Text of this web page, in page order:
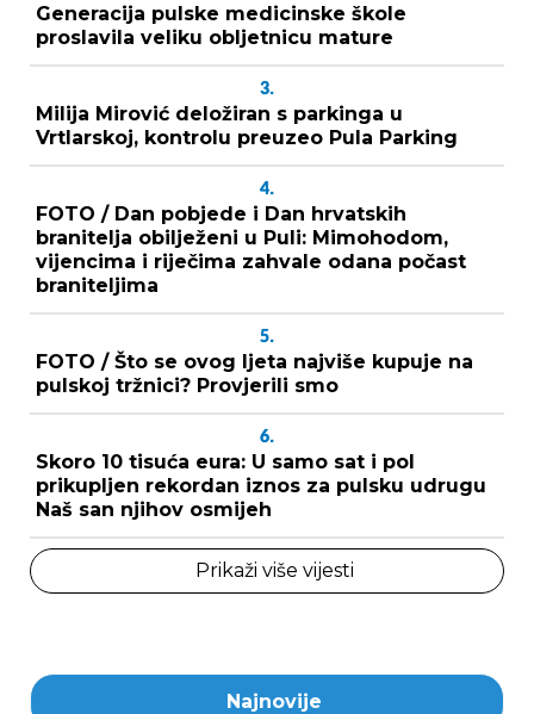
Generacija pulske medicinske škole
proslavila veliku obljetnicu mature
3.
Milija Mirović deložiran s parkinga u
Vrtlarskoj, kontrolu preuzeo Pula Parking
4.
FOTO / Dan pobjede i Dan hrvatskih
branitelja obilježeni u Puli: Mimohodom,
vijencima i riječima zahvale odana počast
braniteljima
5.
FOTO / Što se ovog ljeta najviše kupuje na
pulskoj tržnici? Provjerili smo
6.
Skoro 10 tisuća eura: U samo sat i pol
prikupljen rekordan iznos za pulsku udrugu
Naš san njihov osmijeh
Prikaži više vijesti
Najnovije